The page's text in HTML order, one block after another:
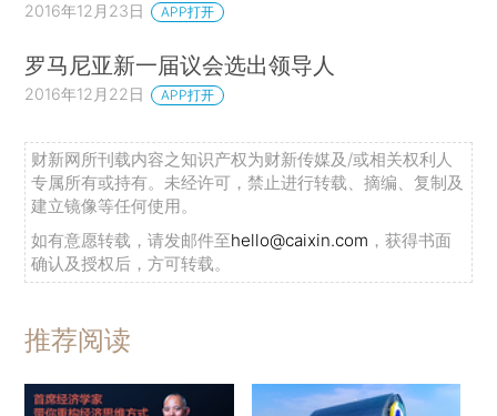
2016年12月23日 APP打开
罗马尼亚新一届议会选出领导人
2016年12月22日 APP打开
财新网所刊载内容之知识产权为财新传媒及/或相关权利人
专属所有或持有。未经许可，禁止进行转载、摘编、复制及
建立镜像等任何使用。
如有意愿转载，请发邮件至hello@caixin.com ，获得书面
确认及授权后，方可转载。
推荐阅读